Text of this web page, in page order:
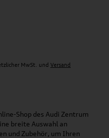
MwSt. und Versand
Shop des Audi Zentrum
breite Auswahl an
und Zubehör, um Ihren